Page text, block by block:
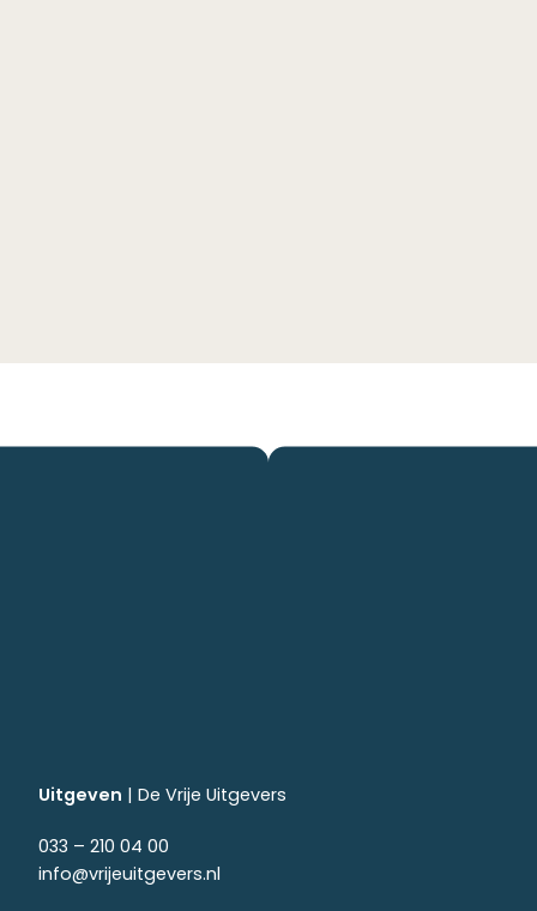
Uitgeven | De Vrije Uitgevers
033 – 210 04 00
info@vrijeuitgevers.nl